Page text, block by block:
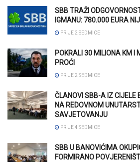
SBB TRAŽI
IGMANU: 780.000 EURA
PRIJE 2 SEDMICE
POKRALI 30 MILIONA KM I
PROĆI
PRIJE 2 SEDMICE
ČLANOVI SBB-A IZ CIJELE
NA REDOVNOM
SAVJETOVANJU
PRIJE 4 SEDMICE
SBB U BANOVIĆIMA
FORMIRANO